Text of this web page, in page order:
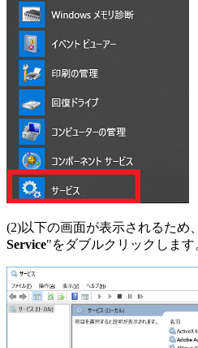
(2)以下の画面が表示されるため
Service"をダブルクリックします